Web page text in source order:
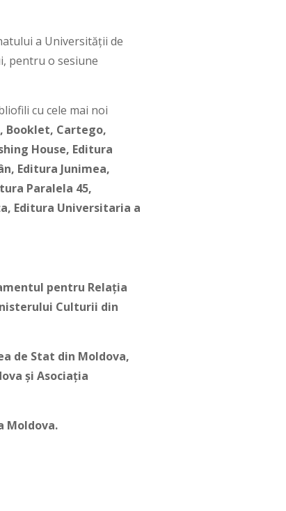
a Universității de
pentru o sesiune
cu cele mai noi
Booklet, Cartego,
House, Editura
Editura Junimea,
Paralela 45,
Editura Universitaria a
pentru Relația
Culturii din
de Stat din Moldova,
și Asociația
Moldova.